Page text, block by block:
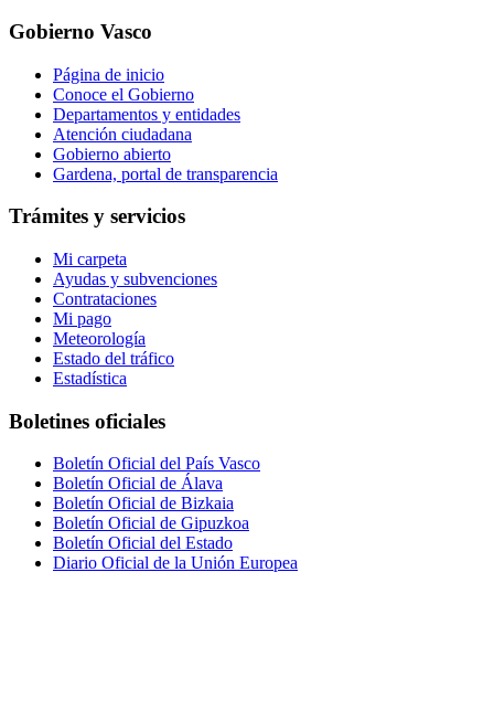
Gobierno Vasco
Página de inicio
Conoce el Gobierno
Departamentos y entidades
Atención ciudadana
Gobierno abierto
Gardena, portal de transparencia
Trámites y servicios
Mi carpeta
Ayudas y subvenciones
Contrataciones
Mi pago
Meteorología
Estado del tráfico
Estadística
Boletines oficiales
Boletín Oficial del País Vasco
Boletín Oficial de Álava
Boletín Oficial de Bizkaia
Boletín Oficial de Gipuzkoa
Boletín Oficial del Estado
Diario Oficial de la Unión Europea